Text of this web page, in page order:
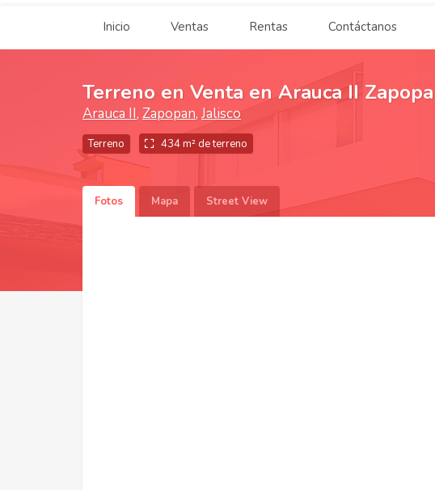
Inicio Ventas Rentas Contáctanos
Terreno en Venta en Arauca II
Arauca II, Zapopan, Jalisco
Terreno 434 m² de terreno
Fotos Mapa Street View